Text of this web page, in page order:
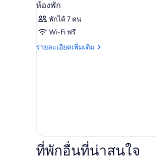
ห้องพัก
พักได้ 7 คน
Wi-Fi ฟรี
รายละเอียดเพิ่มเติม
ราย
ที่พักอื่นที่น่าสนใจ